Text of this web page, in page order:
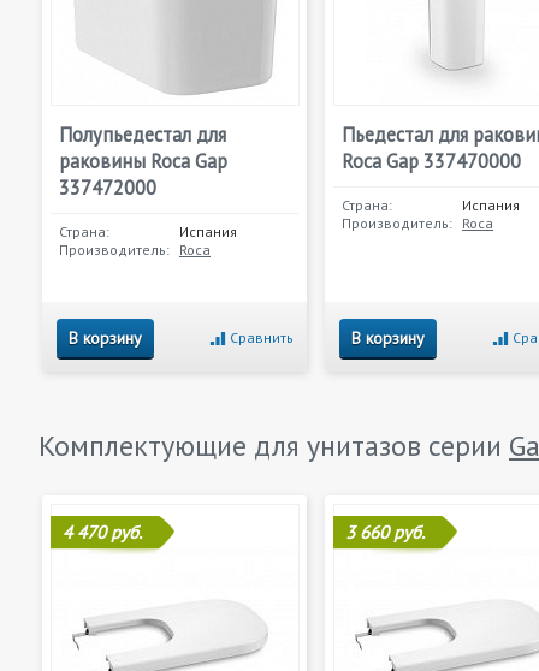
Полупьедестал для
раковины Roca Gap
337472000
Страна:
Испания
Производитель: Roca
В корзину Сравнить
Пьедестал для
Roca Gap 337470000
Страна:
Испания
Производитель: Roca
В корзину
Комплектующие для унитазов серии
4 470 руб. 3 660 руб.